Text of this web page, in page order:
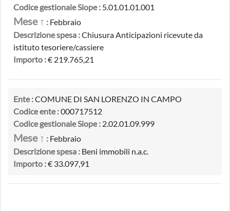
Codice gestionale Siope : 5.01.01.01.001
Mese ↑ : Febbraio
Descrizione spesa :Chiusura Anticipazioni ricevute da
istituto tesoriere/cassiere
Importo :€ 219.765,21
Ente :COMUNE DI SAN LORENZO IN CAMPO
Codice ente :000717512
Codice gestionale Siope : 2.02.01.09.999
Mese ↑ : Febbraio
Descrizione spesa : Beni immobili n.a.c.
Importo :€ 33.097,91